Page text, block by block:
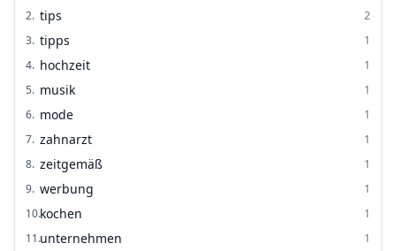
2. tips
2
3. tipps
1
4. hochzeit
1
5. musik
1
6. mode
1
7. zahnarzt
1
8. zeitgemäß
1
9. werbung
1
10.kochen
1
11.unternehmen
1